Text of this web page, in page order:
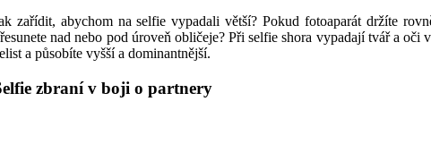
zařídit, abychom na selfie vypadali větší? Pokud fotoaparát držíte
nad nebo pod úroveň obličeje?Přiselfieshora vypadajítvář a oči
a působíte vyšší a dominantnější.
zbranív boji o partnery